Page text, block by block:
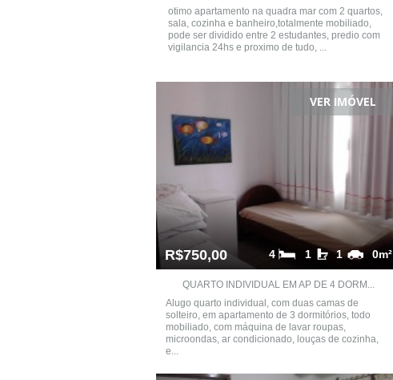
otimo apartamento na quadra mar com 2 quartos,
sala, cozinha e banheiro,totalmente mobiliado,
pode ser dividido entre 2 estudantes, predio com
vigilancia 24hs e proximo de tudo, ...
VER IMÓVEL
R$750,00 0m²
1
1
4
QUARTO INDIVIDUAL EM AP DE 4 DORM...
Alugo quarto individual, com duas camas de
solteiro, em apartamento de 3 dormitórios, todo
mobiliado, com máquina de lavar roupas,
microondas, ar condicionado, louças de cozinha,
e...